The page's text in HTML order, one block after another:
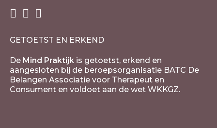
GETOETST EN ERKEND
De Mind Praktijk is getoetst, erkend en
aangesloten bij de beroepsorganisatie BATC De
Belangen Associatie voor Therapeut en
Consument en voldoet aan de wet WKKGZ.